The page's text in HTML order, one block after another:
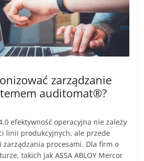
zarządzanie
auditomat®?
efektywność operacyjna nie zależy
linii produkcyjnych, ale przede
zarządzania procesami. Dla firm o
takich jak ASSA ABLOY Mercor